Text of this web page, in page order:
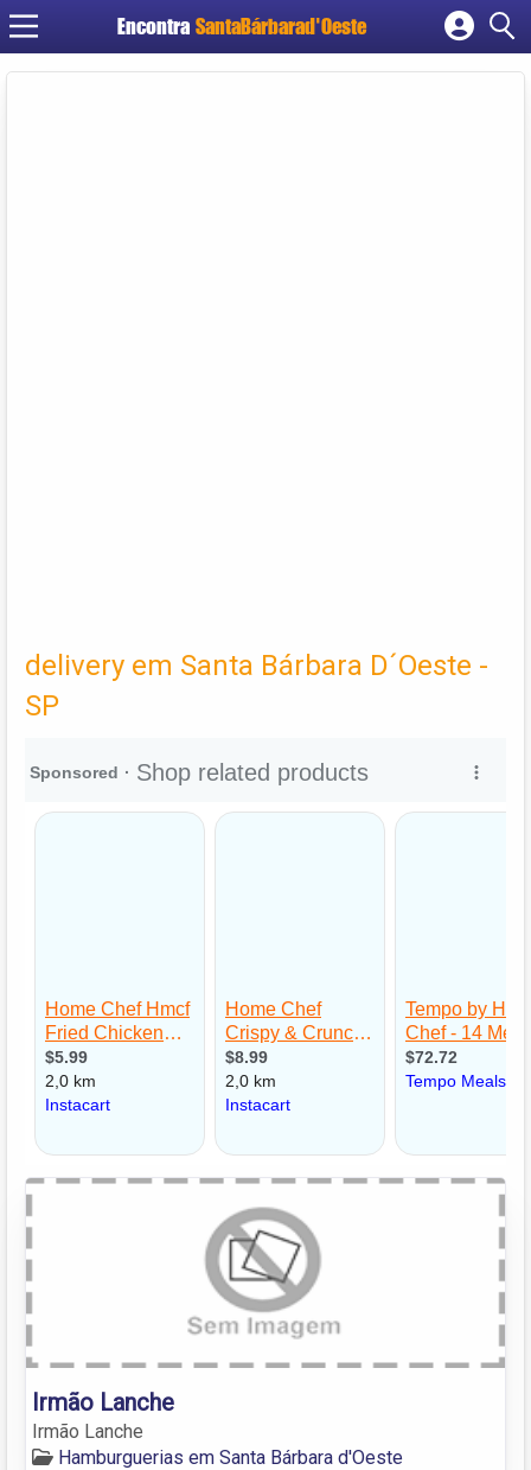
Encontra SantaBárbarad'Oeste
Cadastrar empresa
delivery em Santa Bárbara D´Oeste -
SP
Irmão Lanche
Irmão Lanche
Hamburguerias em Santa Bárbara d'Oeste